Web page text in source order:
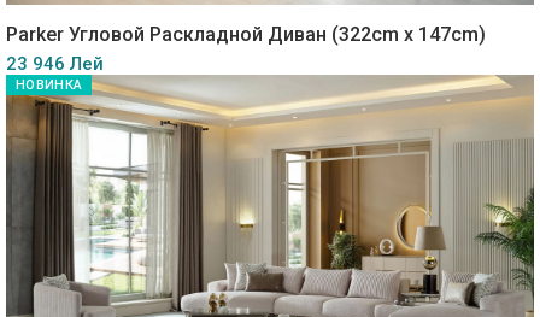
Parker Угловой Раскладной Диван (322cm x 147cm)
23 946 Лей
НОВИНКА